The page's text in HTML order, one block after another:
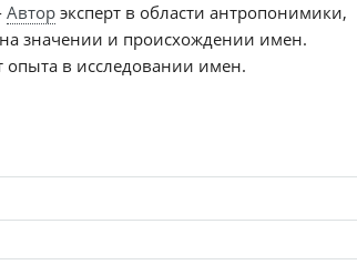
Авторэксперт в области антропонимики,
на значении и происхождении имен.
опыта в исследовании имен.